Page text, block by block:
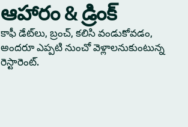
ఆహారం & డ్రింక్
కాఫీ డేట్‌లు, బ్రంచ్, కలిసి వండుకోవడం,
అందరూ ఎప్పటి నుంచో వెళ్లాలనుకుంటున్న
రెస్టారెంట్.